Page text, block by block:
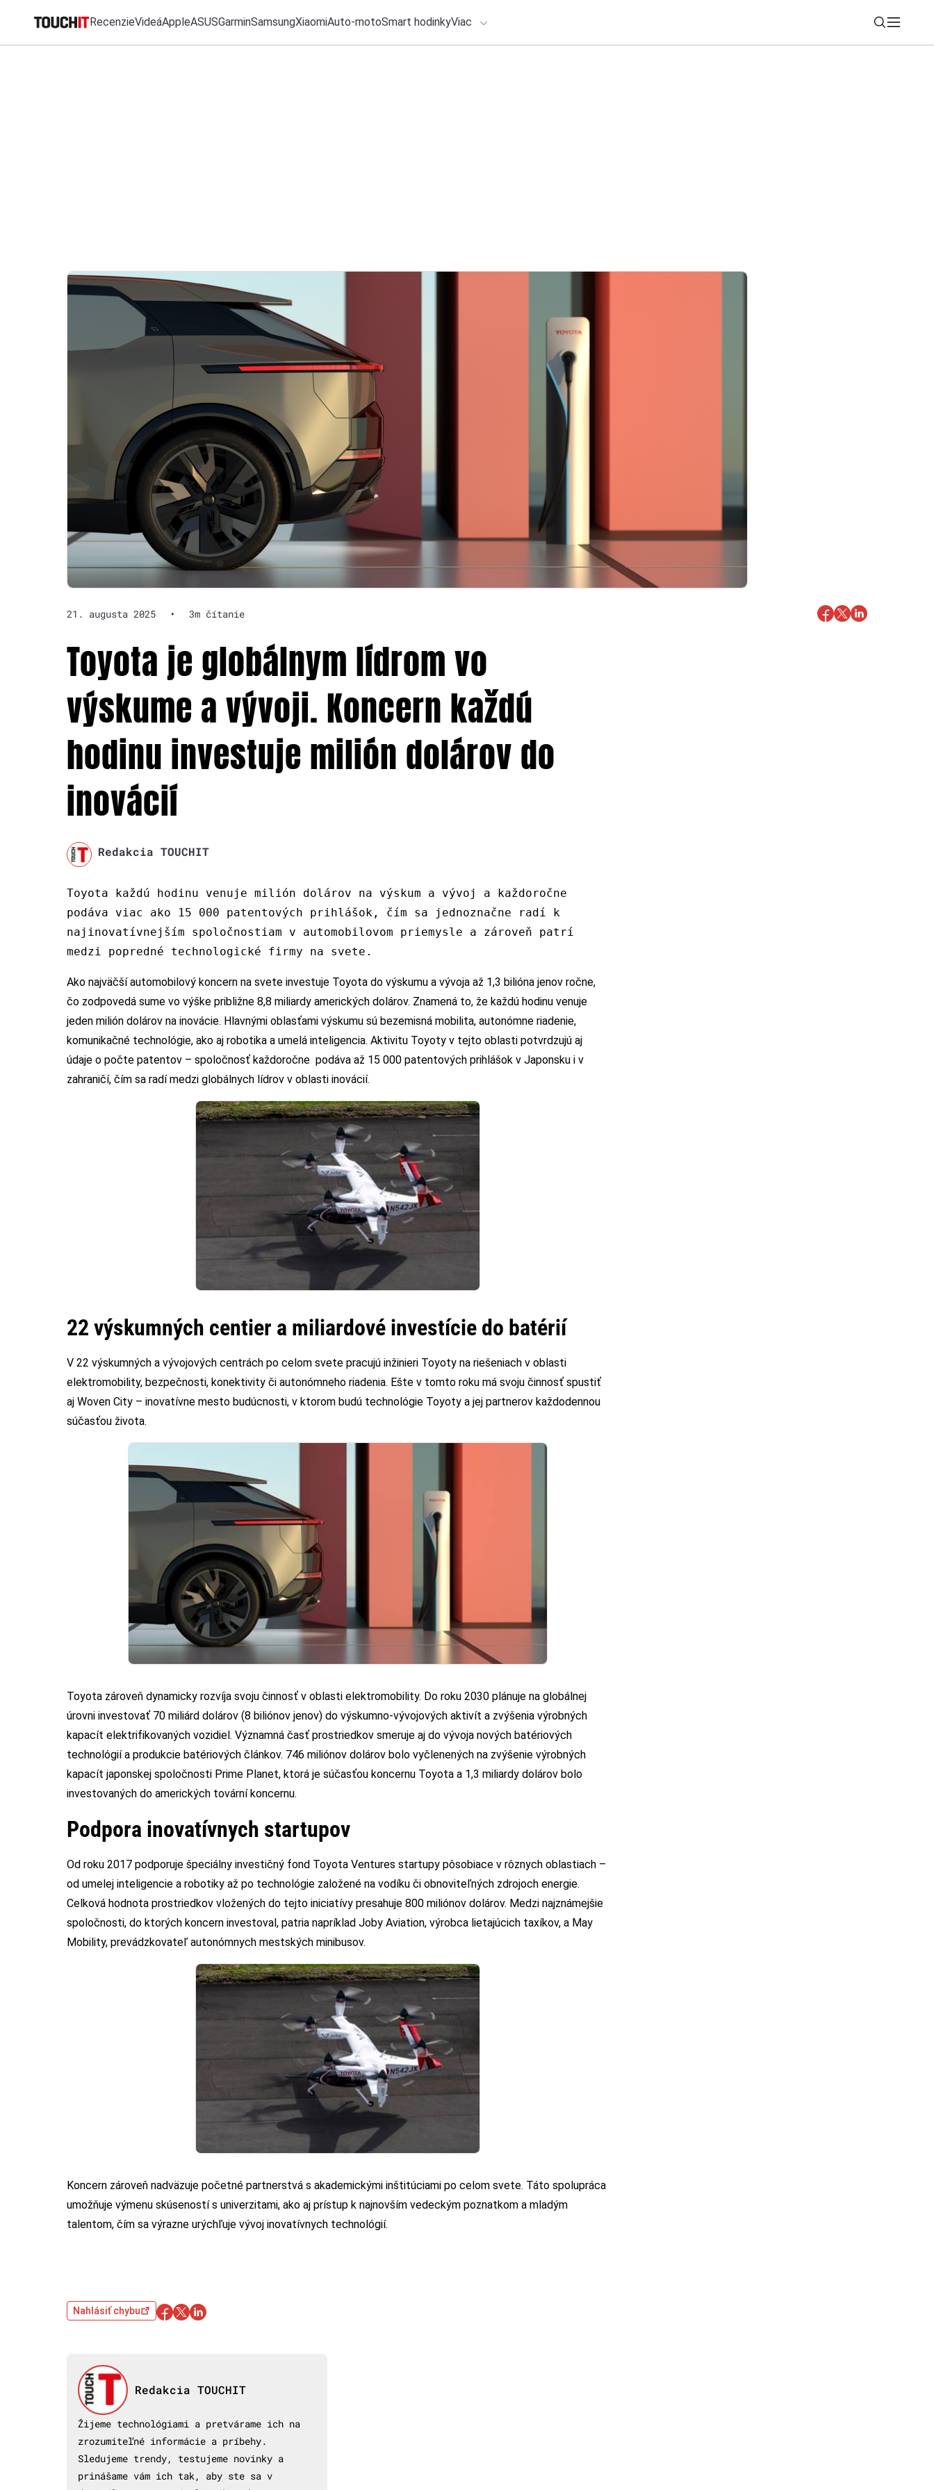
RecenzieVideáAppleASUSGarminSamsungXiaomiAuto-motoSmart hodinkyViac
21. augusta 2025 • 3m čítanie
Toyota je globálnym lídrom vo
výskume a vývoji. Koncern každú
hodinu investuje milión dolárov do
inovácií
Redakcia TOUCHIT
Toyota každú hodinu venuje milión dolárov na výskum a vývoj a každoročne
podáva viac ako 15 000 patentových prihlášok, čím sa jednoznačne radí k
najinovatívnejším spoločnostiam v automobilovom priemysle a zároveň patrí
medzi popredné technologické firmy na svete.
Ako najväčší automobilový koncern na svete investuje Toyota do výskumu a vývoja až 1,3 bilióna jenov ročne,
čo zodpovedá sume vo výške približne 8,8 miliardy amerických dolárov. Znamená to, že každú hodinu venuje
jeden milión dolárov na inovácie. Hlavnými oblasťami výskumu sú bezemisná mobilita, autonómne riadenie,
komunikačné technológie, ako aj robotika a umelá inteligencia. Aktivitu Toyoty v tejto oblasti potvrdzujú aj
údaje o počte patentov – spoločnosť každoročne podáva až 15 000 patentových prihlášok v Japonsku i v
zahraničí, čím sa radí medzi globálnych lídrov v oblasti inovácií.
22 výskumných centier a miliardové investície do batérií
V 22 výskumných a vývojových centrách po celom svete pracujú inžinieri Toyoty na riešeniach v oblasti
elektromobility, bezpečnosti, konektivity či autonómneho riadenia. Ešte v tomto roku má svoju činnosť spustiť
aj Woven City – inovatívne mesto budúcnosti, v ktorom budú technológie Toyoty a jej partnerov každodennou
súčasťou života.
Toyota zároveň dynamicky rozvíja svoju činnosť v oblasti elektromobility. Do roku 2030 plánuje na globálnej
úrovni investovať 70 miliárd dolárov (8 biliónov jenov) do výskumno-vývojových aktivít a zvýšenia výrobných
kapacít elektrifikovaných vozidiel. Významná časť prostriedkov smeruje aj do vývoja nových batériových
technológií a produkcie batériových článkov. 746 miliónov dolárov bolo vyčlenených na zvýšenie výrobných
kapacít japonskej spoločnosti Prime Planet, ktorá je súčasťou koncernu Toyota a 1,3 miliardy dolárov bolo
investovaných do amerických tovární koncernu.
Podpora inovatívnych startupov
Od roku 2017 podporuje špeciálny investičný fond Toyota Ventures startupy pôsobiace v rôznych oblastiach –
od umelej inteligencie a robotiky až po technológie založené na vodíku či obnoviteľných zdrojoch energie.
Celková hodnota prostriedkov vložených do tejto iniciatívy presahuje 800 miliónov dolárov. Medzi najznámejšie
spoločnosti, do ktorých koncern investoval, patria napríklad Joby Aviation, výrobca lietajúcich taxíkov, a May
Mobility, prevádzkovateľ autonómnych mestských minibusov.
Koncern zároveň nadväzuje početné partnerstvá s akademickými inštitúciami po celom svete. Táto spolupráca
umožňuje výmenu skúseností s univerzitami, ako aj prístup k najnovším vedeckým poznatkom a mladým
talentom, čím sa výrazne urýchľuje vývoj inovatívnych technológií.
Nahlásiť chybu
Redakcia TOUCHIT
Žijeme technológiami a pretvárame ich na
zrozumiteľné informácie a príbehy.
Sledujeme trendy, testujeme novinky a
prinášame vám ich tak, aby ste sa v